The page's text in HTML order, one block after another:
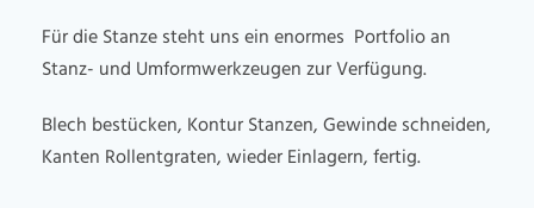
Für die Stanze steht uns ein enormes Portfolio an
Stanz- und Umformwerkzeugen zur Verfügung.
Blech bestücken, Kontur Stanzen, Gewinde schneiden,
Kanten Rollentgraten, wieder Einlagern, fertig.